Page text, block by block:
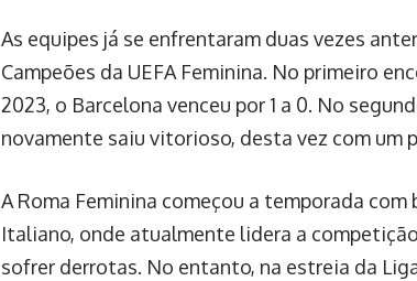
As equipes já se enfrentaram duas vezes
Campeões da UEFA Feminina. No primeiro
2023, o Barcelona venceu por 1 a 0. No
novamente saiu vitorioso, desta vez com um
A Roma Feminina começou a temporada
Italiano, onde atualmente lidera a
sofrer derrotas. No entanto, na estreia da